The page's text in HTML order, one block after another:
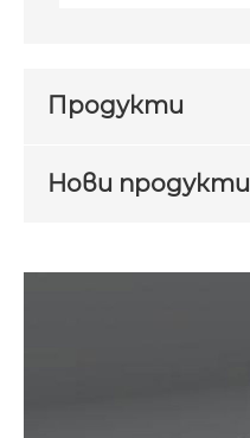
Продукти
Нови продукти